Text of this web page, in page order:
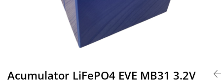
Accesorii acumulatori
Suporti celule cilindrice Li-Ion
Carcase Baterii
Acumulator LiFePO4 EVE MB31 3.2V